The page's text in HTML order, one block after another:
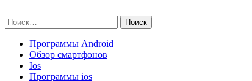
to
content
Найти:
Программы Android
Обзор смартфонов
Ios
Программы ios